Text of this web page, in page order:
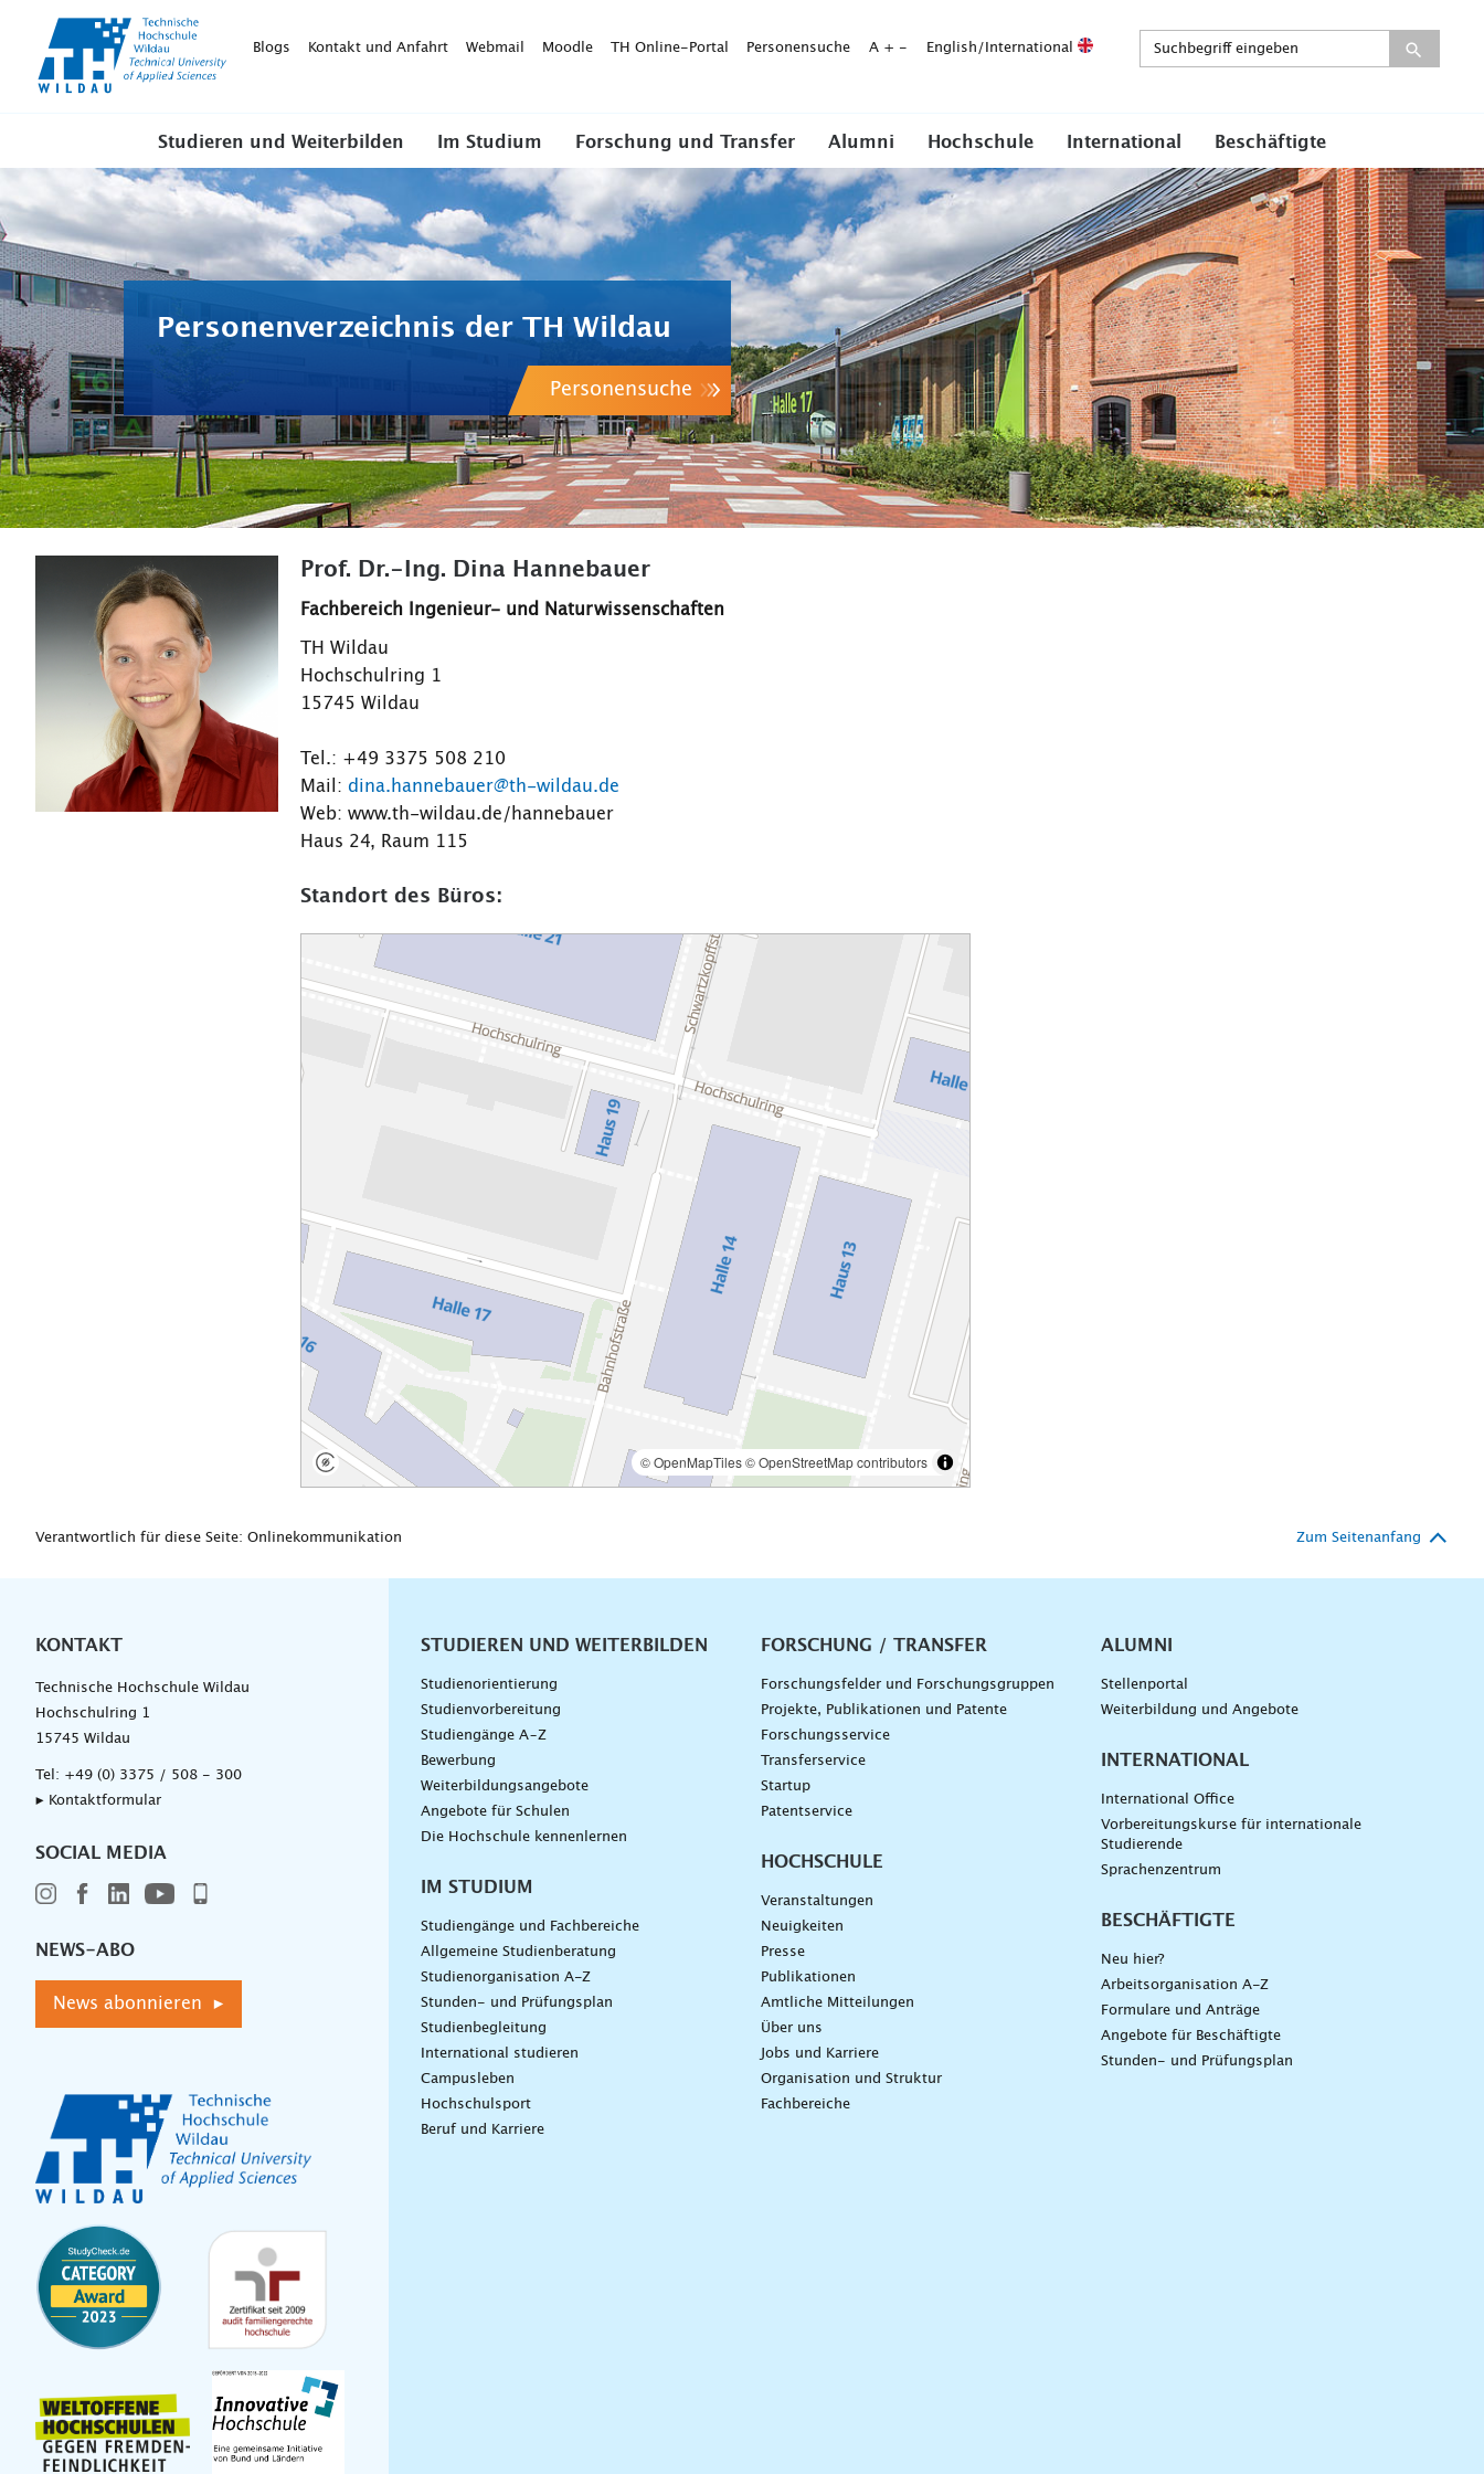
WildauBlogs Kontakt und Anfahrt Webmail Moodle TH Online-Portal Personensuche A + - English/International
Studieren und Weiterbilden Im Studium Forschung und Transfer Alumni Hochschule International Beschäftigte
Personenverzeichnis der TH Wildau
Personensuche
Prof. Dr.-Ing. Dina Hannebauer
Fachbereich Ingenieur- und Naturwissenschaften
TH Wildau
Hochschulring 1
15745 Wildau
Tel.: +49 3375 508 210
Mail: dina.hannebauer@th-wildau.de
Web: www.th-wildau.de/hannebauer
Haus 24, Raum 115
Standort des Büros:
Verantwortlich für diese Seite: Onlinekommunikation Zum Seitenanfang
KONTAKT
Technische Hochschule Wildau
Hochschulring 1
15745 Wildau
Tel: +49 (0) 3375 / 508 - 300
▸ Kontaktformular
SOCIAL MEDIA
NEWS-ABO
News abonnieren ▸
Unternavigation
STUDIEREN UND WEITERBILDEN
Studienorientierung
Studienvorbereitung
Studiengänge A–Z
Bewerbung
Weiterbildungsangebote
Angebote für Schulen
Die Hochschule kennenlernen
IM STUDIUM
Studiengänge und Fachbereiche
Allgemeine Studienberatung
Studienorganisation A-Z
Stunden- und Prüfungsplan
Studienbegleitung
International studieren
Campusleben
Hochschulsport
Beruf und Karriere
FORSCHUNG / TRANSFER
Forschungsfelder und Forschungsgruppen
Projekte, Publikationen und Patente
Forschungsservice
Transferservice
Startup
Patentservice
HOCHSCHULE
Veranstaltungen
Neuigkeiten
Presse
Publikationen
Amtliche Mitteilungen
Über uns
Jobs und Karriere
Organisation und Struktur
Fachbereiche
ALUMNI
Stellenportal
Weiterbildung und Angebote
INTERNATIONAL
International Office
Vorbereitungskurse für internationale
Studierende
Sprachenzentrum
BESCHÄFTIGTE
Neu hier?
Arbeitsorganisation A-Z
Formulare und Anträge
Angebote für Beschäftigte
Stunden- und Prüfungsplan